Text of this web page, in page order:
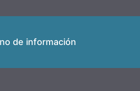
de información